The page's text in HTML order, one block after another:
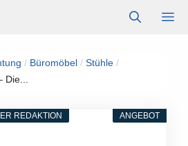
/ Büromöbel / Stühle /
ANGEBOT
REDAKTION